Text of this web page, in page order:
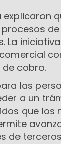
La
cobro.
las
a un
que los
de